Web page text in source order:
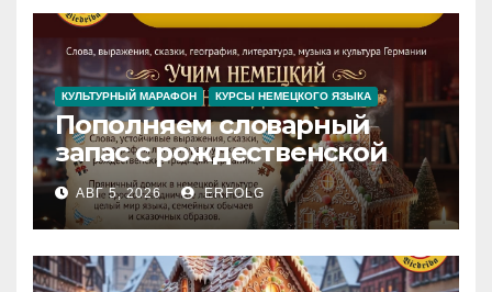
Inspiration
КУЛЬТУРНЫЙ МАРАФОН КУРСЫ НЕМЕЦКОГО ЯЗЫКА
Пополняем словарный
запас с рождественской
сказкой! Учим немецкий
вместе с Lebkuchenhaus
АВГ 5, 2026 ERFOLG